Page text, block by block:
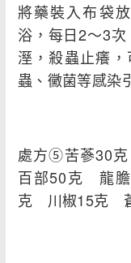
將藥裝入布袋
浴，每日2～3
溼，殺蟲止癢
蟲、黴菌等感染
處方⑤苦蔘30
百部50克 龍
克 川椒15克